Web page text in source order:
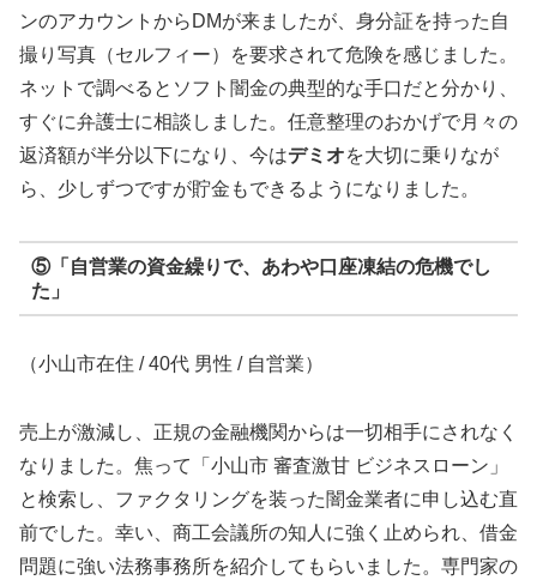
ンのアカウントからDMが来ましたが、身分証を持った自
撮り写真（セルフィー）を要求されて危険を感じました。
ネットで調べるとソフト闇金の典型的な手口だと分かり、
すぐに弁護士に相談しました。任意整理のおかげで月々の
返済額が半分以下になり、今はデミオを大切に乗りなが
ら、少しずつですが貯金もできるようになりました。
⑤「自営業の資金繰りで、あわや口座凍結の危機でし
た」
（小山市在住 / 40代 男性 / 自営業）
売上が激減し、正規の金融機関からは一切相手にされなく
なりました。焦って「小山市 審査激甘 ビジネスローン」
と検索し、ファクタリングを装った闇金業者に申し込む直
前でした。幸い、商工会議所の知人に強く止められ、借金
問題に強い法務事務所を紹介してもらいました。専門家の